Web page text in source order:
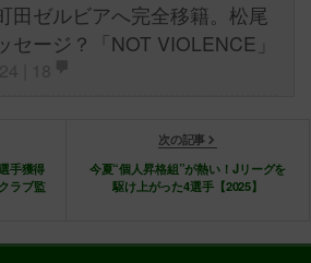
田ゼルビアへ完全移籍。松尾
ージ？「NOT VIOLENCE」
手獲得
ラブ監
次の記事
今夏“個人昇格組”が熱い！Jリーグを
駆け上がった4選手【2025】